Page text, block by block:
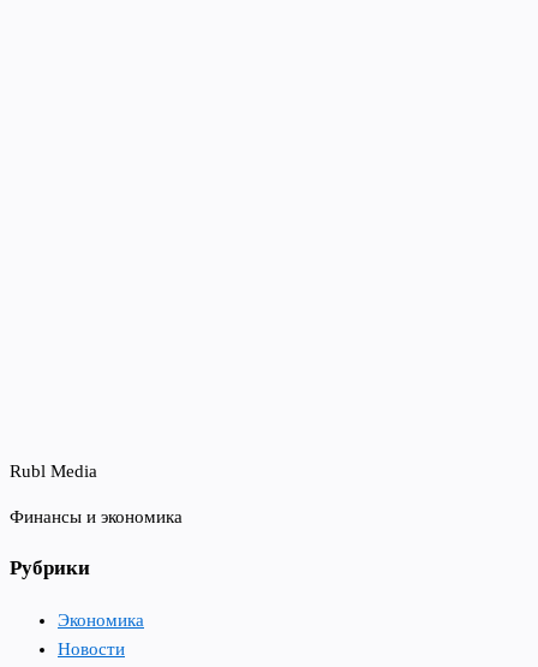
Rubl Media
Финансы и экономика
Рубрики
Экономика
Новости